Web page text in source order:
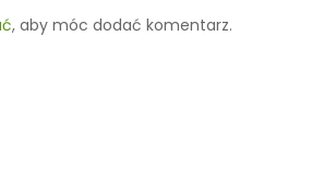
, aby móc dodać komentarz.